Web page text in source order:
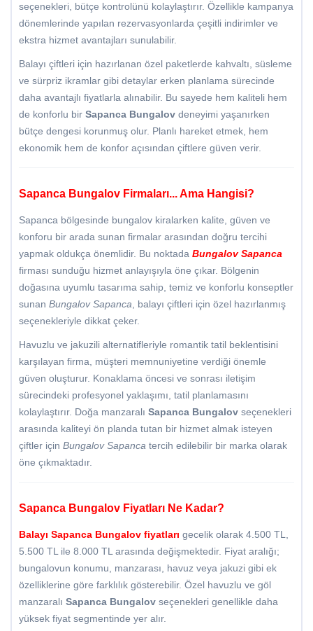
seçenekleri, bütçe kontrolünü kolaylaştırır. Özellikle kampanya
dönemlerinde yapılan rezervasyonlarda çeşitli indirimler ve
ekstra hizmet avantajları sunulabilir.
Balayı çiftleri için hazırlanan özel paketlerde kahvaltı, süsleme
ve sürpriz ikramlar gibi detaylar erken planlama sürecinde
daha avantajlı fiyatlarla alınabilir. Bu sayede hem kaliteli hem
de konforlu bir Sapanca Bungalov deneyimi yaşanırken
bütçe dengesi korunmuş olur. Planlı hareket etmek, hem
ekonomik hem de konfor açısından çiftlere güven verir.
Sapanca Bungalov Firmaları... Ama Hangisi?
Sapanca bölgesinde bungalov kiralarken kalite, güven ve
konforu bir arada sunan firmalar arasından doğru tercihi
yapmak oldukça önemlidir. Bu noktada Bungalov Sapanca
firması sunduğu hizmet anlayışıyla öne çıkar. Bölgenin
doğasına uyumlu tasarıma sahip, temiz ve konforlu konseptler
sunan Bungalov Sapanca, balayı çiftleri için özel hazırlanmış
seçenekleriyle dikkat çeker.
Havuzlu ve jakuzili alternatifleriyle romantik tatil beklentisini
karşılayan firma, müşteri memnuniyetine verdiği önemle
güven oluşturur. Konaklama öncesi ve sonrası iletişim
sürecindeki profesyonel yaklaşımı, tatil planlamasını
kolaylaştırır. Doğa manzaralı Sapanca Bungalov seçenekleri
arasında kaliteyi ön planda tutan bir hizmet almak isteyen
çiftler için Bungalov Sapanca tercih edilebilir bir marka olarak
öne çıkmaktadır.
Sapanca Bungalov Fiyatları Ne Kadar?
Balayı Sapanca Bungalov fiyatları gecelik olarak 4.500 TL,
5.500 TL ile 8.000 TL arasında değişmektedir. Fiyat aralığı;
bungalovun konumu, manzarası, havuz veya jakuzi gibi ek
özelliklerine göre farklılık gösterebilir. Özel havuzlu ve göl
manzaralı Sapanca Bungalov seçenekleri genellikle daha
yüksek fiyat segmentinde yer alır.